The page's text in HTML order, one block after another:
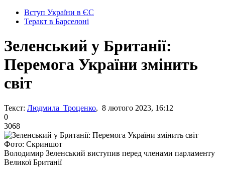
Вступ України в ЄС
Теракт в Барселоні
Зеленський у Британії:
Перемога України змінить
світ
Текст: Людмила Троценко, 8 лютого 2023, 16:12
0
3068
Фото: Скриншот
Володимир Зеленський виступив перед членами парламенту
Великої Британії